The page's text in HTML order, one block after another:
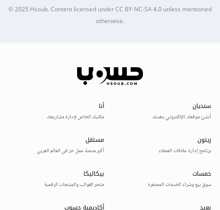
© 2025Hsoub.Content licensed underCC BY-NC-SA 4.0unless mentioned
otherwise.